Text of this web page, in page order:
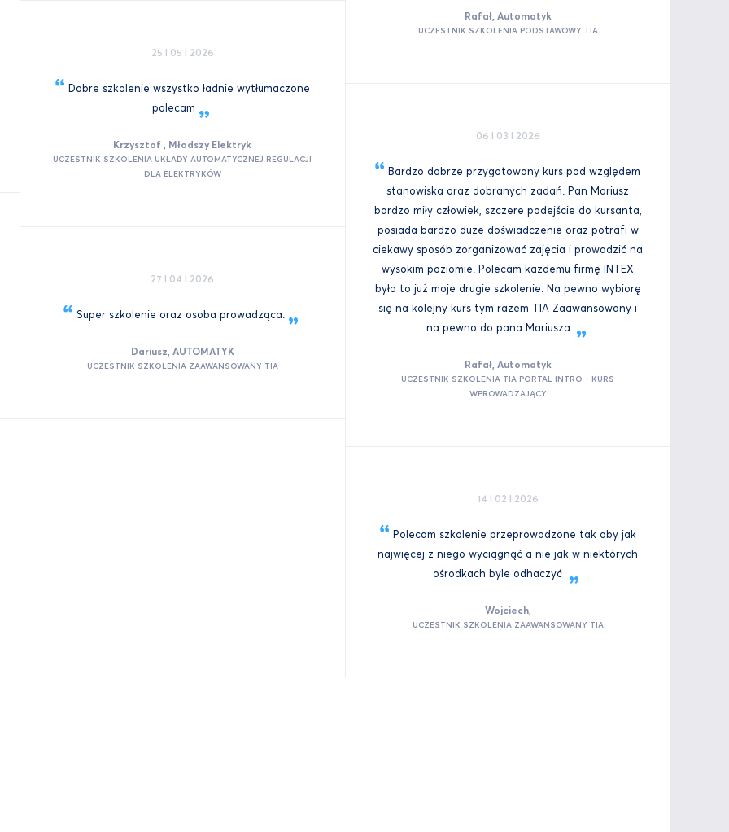
25 I 05 I 2026
Dobre szkolenie wszystko ładnie wytłumaczone
polecam
Krzysztof , Młodszy Elektryk
UCZESTNIK SZKOLENIA UKŁADY AUTOMATYCZNEJ REGULACJI
DLA ELEKTRYKÓW
27 I 04 I 2026
Super szkolenie oraz osoba prowadząca.
Dariusz, AUTOMATYK
UCZESTNIK SZKOLENIA ZAAWANSOWANY TIA
Rafał, Automatyk
UCZESTNIK SZKOLENIA PODSTAWOWY TIA
06 I 03 I 2026
Bardzo dobrze przygotowany kurs pod względem
stanowiska oraz dobranych zadań. Pan Mariusz
bardzo miły człowiek, szczere podejście do kursanta,
posiada bardzo duże doświadczenie oraz potrafi w
ciekawy sposób zorganizować zajęcia i prowadzić na
wysokim poziomie. Polecam każdemu firmę INTEX
było to już moje drugie szkolenie. Na pewno wybiorę
się na kolejny kurs tym razem TIA Zaawansowany i
na pewno do pana Mariusza.
Rafał, Automatyk
UCZESTNIK SZKOLENIA TIA PORTAL INTRO - KURS
WPROWADZAJĄCY
14 I 02 I 2026
Polecam szkolenie przeprowadzone tak aby jak
najwięcej z niego wyciągnąć a nie jak w niektórych
ośrodkach byle odhaczyć
Wojciech,
UCZESTNIK SZKOLENIA ZAAWANSOWANY TIA